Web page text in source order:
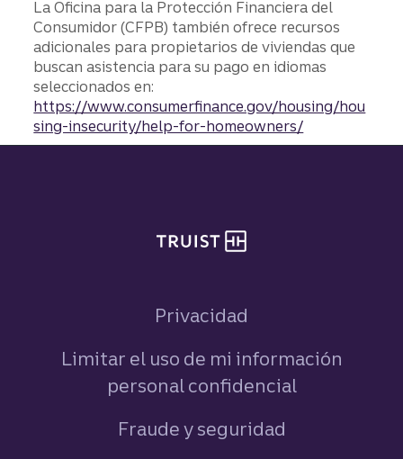
La Oficina para la Protección Financiera del
Consumidor (CFPB) también ofrece recursos
adicionales para propietarios de viviendas que
buscan asistencia para su pago en idiomas
seleccionados en:
https://www.consumerfinance.gov/housing/hou
sing-insecurity/help-for-homeowners/
Privacidad
Limitar el uso de mi información
personal confidencial
Fraude y seguridad